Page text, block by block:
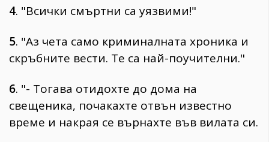
4. "Всички смъртни са уязвими!"
5. "Аз чета само криминалната хроника и
скръбните вести. Те са най-поучителни."
6. "- Тогава отидохте до дома на
свещеника, почакахте отвън известно
време и накрая се върнахте във вилата си.